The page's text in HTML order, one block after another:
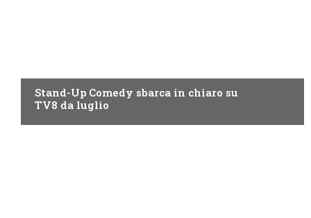
Stand-Up Comedy sbarca in chiaro su
TV8 da luglio